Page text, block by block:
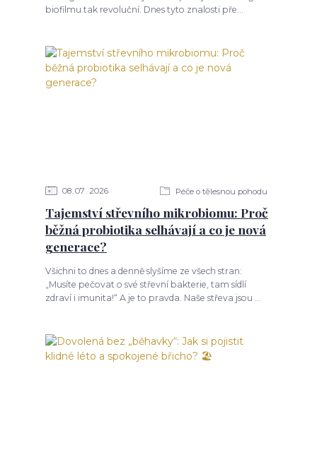
biofilmu tak revoluční. Dnes tyto znalosti pře...
08 07 2026 Péče o tělesnou pohodu
Tajemství střevního mikrobiomu: Proč
běžná probiotika selhávají a co je nová
generace?
Všichni to dnes a denně slyšíme ze všech stran:
„Musíte pečovat o své střevní bakterie, tam sídlí
zdraví i imunita!“ A je to pravda. Naše střeva jsou ...